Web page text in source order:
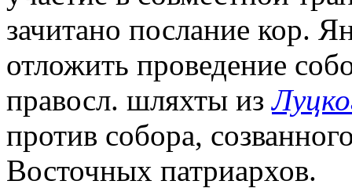
зачитано послание кор.
отложить проведение
правосл. шляхты из
против собора,
Восточных патриархов.